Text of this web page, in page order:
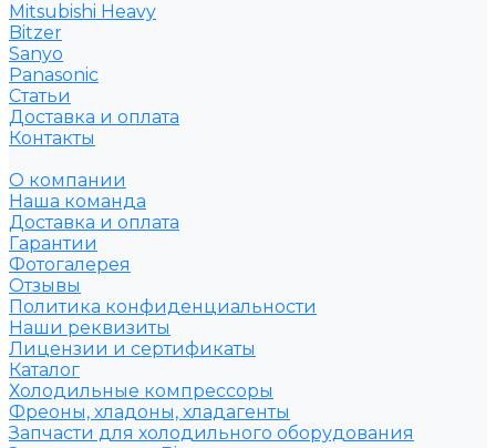
Mitsubishi Heavy
Bitzer
Sanyo
Рanasonic
Статьи
Доставка и оплата
Контакты
О компании
Наша команда
Доставка и оплата
Гарантии
Фотогалерея
Отзывы
Политика конфиденциальности
Наши реквизиты
Лицензии и сертификаты
Каталог
Холодильные компрессоры
Фреоны, хладоны, хладагенты
Запчасти для холодильного оборудования